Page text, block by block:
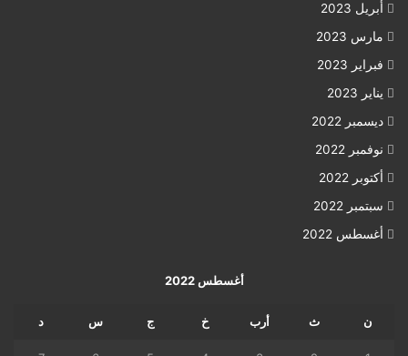
أبريل 2023
مارس 2023
فبراير 2023
يناير 2023
ديسمبر 2022
نوفمبر 2022
أكتوبر 2022
سبتمبر 2022
أغسطس 2022
أغسطس 2022
ن ث أرب خ ج س د